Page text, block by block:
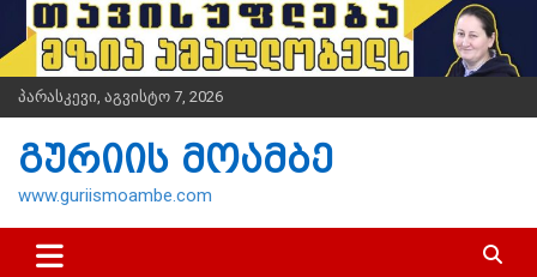
i
t
პარასკევი, აგვისტო 7, 2026
გურიის მოამბე
www.guriismoambe.com